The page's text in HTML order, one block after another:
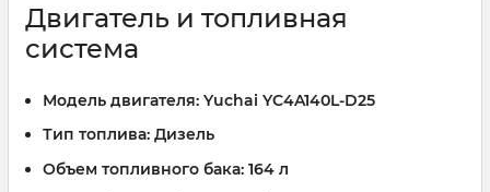
Двигатель и топливная
система
Модель двигателя: Yuchai YC4A140L-D25
Тип топлива: Дизель
Объем топливного бака: 164 л